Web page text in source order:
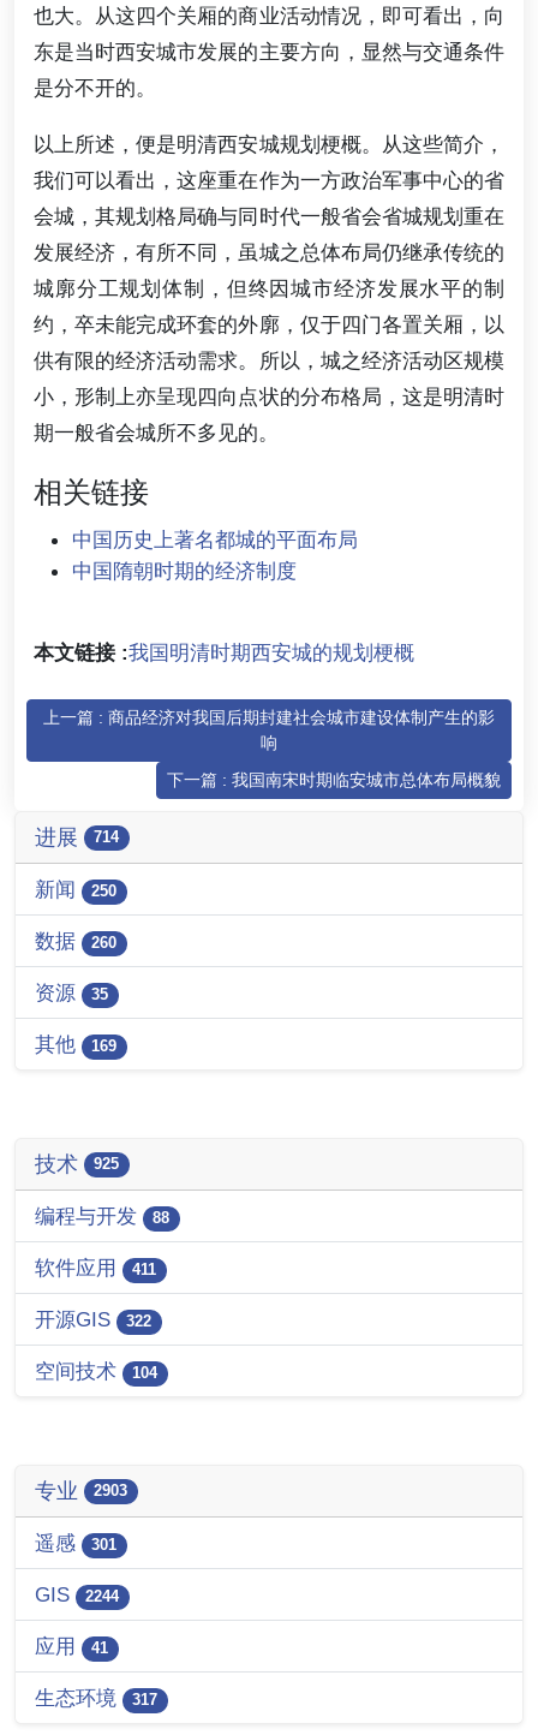
也大。从这四个关厢的商业活动情况，即可看出，向
东是当时西安城市发展的主要方向，显然与交通条件
是分不开的。
以上所述，便是明清西安城规划梗概。从这些简介，
我们可以看出，这座重在作为一方政治军事中心的省
会城，其规划格局确与同时代一般省会省城规划重在
发展经济，有所不同，虽城之总体布局仍继承传统的
城廓分工规划体制，但终因城市经济发展水平的制
约，卒未能完成环套的外廓，仅于四门各置关厢，以
供有限的经济活动需求。所以，城之经济活动区规模
小，形制上亦呈现四向点状的分布格局，这是明清时
期一般省会城所不多见的。
相关链接
中国历史上著名都城的平面布局
中国隋朝时期的经济制度
本文链接 :我国明清时期西安城的规划梗概
上一篇 : 商品经济对我国后期封建社会城市建设体制产生的影
响
下一篇 : 我国南宋时期临安城市总体布局概貌
进展 714
新闻 250
数据 260
资源 35
其他 169
技术 925
编程与开发 88
软件应用 411
开源GIS 322
空间技术 104
专业 2903
遥感 301
GIS 2244
应用 41
生态环境 317